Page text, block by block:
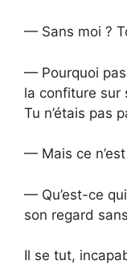
— Sans moi ?
— Pourquoi
la confiture sur
Tu n’étais pas
— Mais ce
— Qu’est-ce
son regard
Il se tut,